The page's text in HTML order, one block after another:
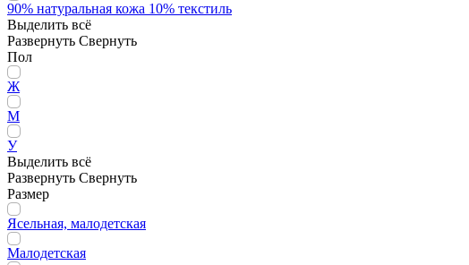
90% натуральная кожа 10% текстиль
Выделить всё
Развернуть Свернуть
Пол
Ж
М
У
Выделить всё
Развернуть Свернуть
Размер
Ясельная, малодетская
Малодетская